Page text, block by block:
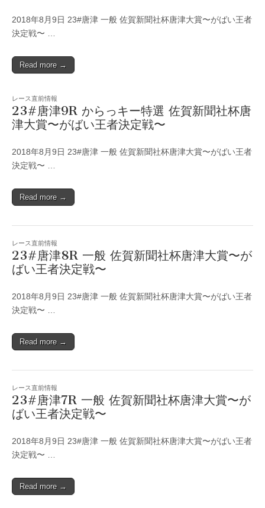
2018年8月9日 23#唐津 一般 佐賀新聞社杯唐津大賞〜がばい王者
決定戦〜 …
Read more →
レース直前情報
23#唐津9R からっキー特選 佐賀新聞社杯唐
津大賞〜がばい王者決定戦〜
2018年8月9日 23#唐津 一般 佐賀新聞社杯唐津大賞〜がばい王者
決定戦〜 …
Read more →
レース直前情報
23#唐津8R 一般 佐賀新聞社杯唐津大賞〜が
ばい王者決定戦〜
2018年8月9日 23#唐津 一般 佐賀新聞社杯唐津大賞〜がばい王者
決定戦〜 …
Read more →
レース直前情報
23#唐津7R 一般 佐賀新聞社杯唐津大賞〜が
ばい王者決定戦〜
2018年8月9日 23#唐津 一般 佐賀新聞社杯唐津大賞〜がばい王者
決定戦〜 …
Read more →